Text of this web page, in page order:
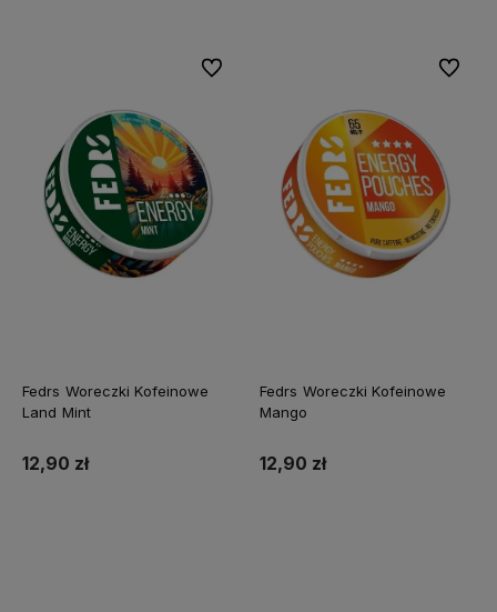
Fedrs Woreczki Kofeinowe
Land Mint
12,90 zł
Do ulubionych
Fedrs Woreczki Kofeinowe
Mango
12,90 zł
Do